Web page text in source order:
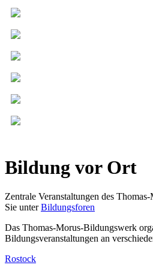
Bildung vor Ort
Zentrale Veranstaltungen des
Sie unterBildungsforen
Das Thomas-Morus-Bildungswerk
Bildungsveranstaltungen an
Rostock